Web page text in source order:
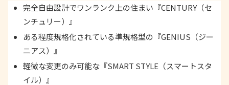
完全自由設計でワンランク上の住まい『CENTURY（セ
ンチュリー）』
ある程度規格化されている準規格型の『GENIUS（ジー
ニアス）』
軽微な変更のみ可能な『SMART STYLE（スマートスタ
イル）』